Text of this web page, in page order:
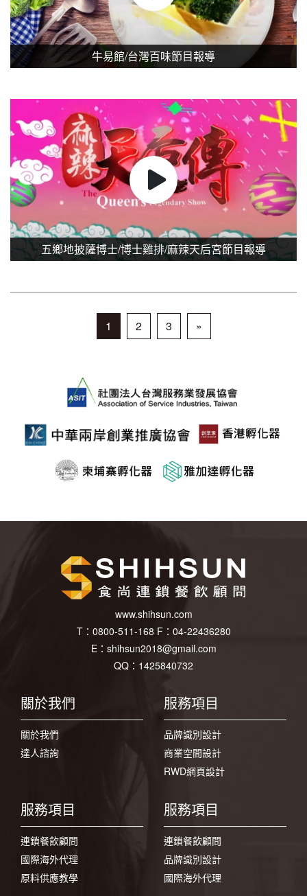
牛易館/台灣百味節目報導
五鄉地披薩博士/博士雞排/麻辣天后宮節目報導
1 2 3 »
www.shihsun.com
T： 0800-511-168 F： 04-22436280
E： shihsun2018@gmail.com
QQ：1425840732
關於我們
關於我們
達人諮詢
服務項目
品牌識別設計
商業空間設計
RWD網頁設計
服務項目
連鎖餐飲顧問
國際海外代理
原料供應教學
服務項目
連鎖餐飲顧問
品牌識別設計
國際海外代理